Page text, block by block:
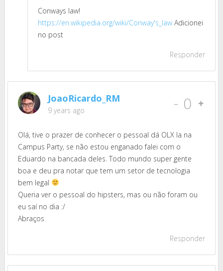
Conways law!
https://en.wikipedia.org/wiki/Conway's_law Adicionei
no post
Responder
JoaoRicardo_RM
9 years ago - 0
Olá, tive o prazer de conhecer o pessoal dá OLX la na
Campus Party, se não estou enganado falei com o
Eduardo na bancada deles. Todo mundo super gente
boa e deu pra notar que tem um setor de tecnologia
bem legal
Queria ver o pessoal do hipsters, mas ou não foram ou
eu saí no dia :/
Abraços
Responder